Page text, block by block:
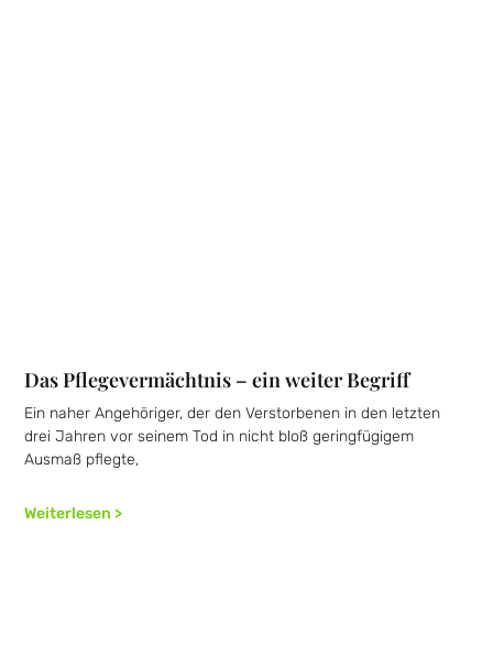
Das Pflegevermächtnis – ein weiter Begriff
Ein naher Angehöriger, der den Verstorbenen in den letzten
drei Jahren vor seinem Tod in nicht bloß geringfügigem
Ausmaß pflegte,
Weiterlesen >